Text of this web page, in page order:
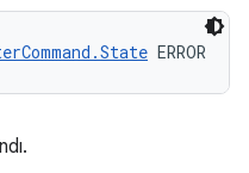
ERROR